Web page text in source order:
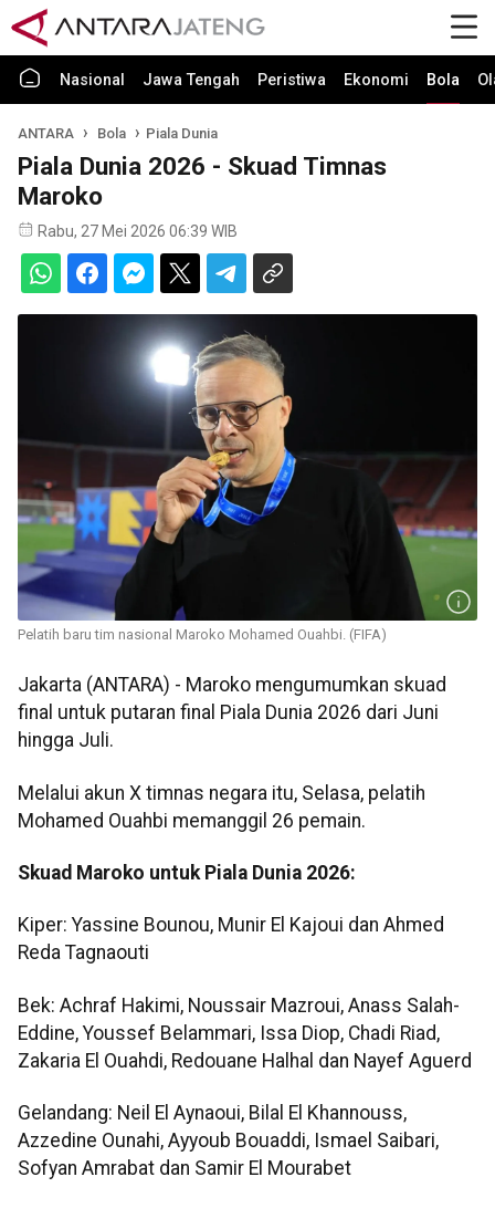
Nasional Jawa Tengah Peristiwa Ekonomi Bola
ANTARA Bola Piala Dunia
Piala Dunia 2026 - Skuad Timnas
Maroko
Rabu, 27 Mei 2026 06:39 WIB
Pelatih baru tim nasional Maroko Mohamed Ouahbi. (FIFA)
Jakarta (ANTARA) - Maroko mengumumkan skuad
final untuk putaran final Piala Dunia 2026 dari Juni
hingga Juli.
Melalui akun X timnas negara itu, Selasa, pelatih
Mohamed Ouahbi memanggil 26 pemain.
Skuad Maroko untuk Piala Dunia 2026:
Kiper: Yassine Bounou, Munir El Kajoui dan Ahmed
Reda Tagnaouti
Bek: Achraf Hakimi, Noussair Mazroui, Anass Salah-
Eddine, Youssef Belammari, Issa Diop, Chadi Riad,
Zakaria El Ouahdi, Redouane Halhal dan Nayef Aguerd
Gelandang: Neil El Aynaoui, Bilal El Khannouss,
Azzedine Ounahi, Ayyoub Bouaddi, Ismael Saibari,
Sofyan Amrabat dan Samir El Mourabet